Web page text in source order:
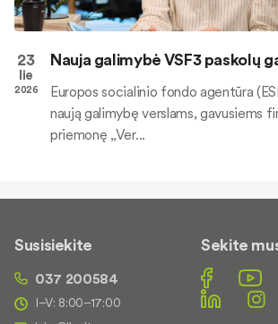
23
lie
2026
Nauja galimybė VSF3 paskolų
Europos socialinio fondo agentūra
naują galimybę verslams, gavusiems
priemonę „Ver...
Susisiekite
037 200584
I–V: 8:00–17:00
Sekite